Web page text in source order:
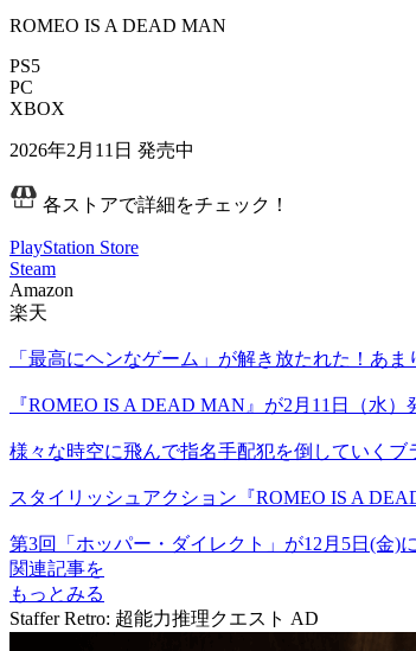
ROMEO IS A DEAD MAN
PS5
PC
XBOX
2026年2月11日 発売中
各ストアで詳細をチェック！
PlayStation Store
Steam
Amazon
楽天
「最高にヘンなゲーム」が解き放たれた！あ
『ROMEO IS A DEAD MAN』が2月11日（水
様々な時空に飛んで指名手配犯を倒していく
スタイリッシュアクション『ROMEO IS A
第3回「ホッパー・ダイレクト」が12月5日(金)
関連記事を
もっとみる
Staffer Retro: 超能力推理クエスト AD